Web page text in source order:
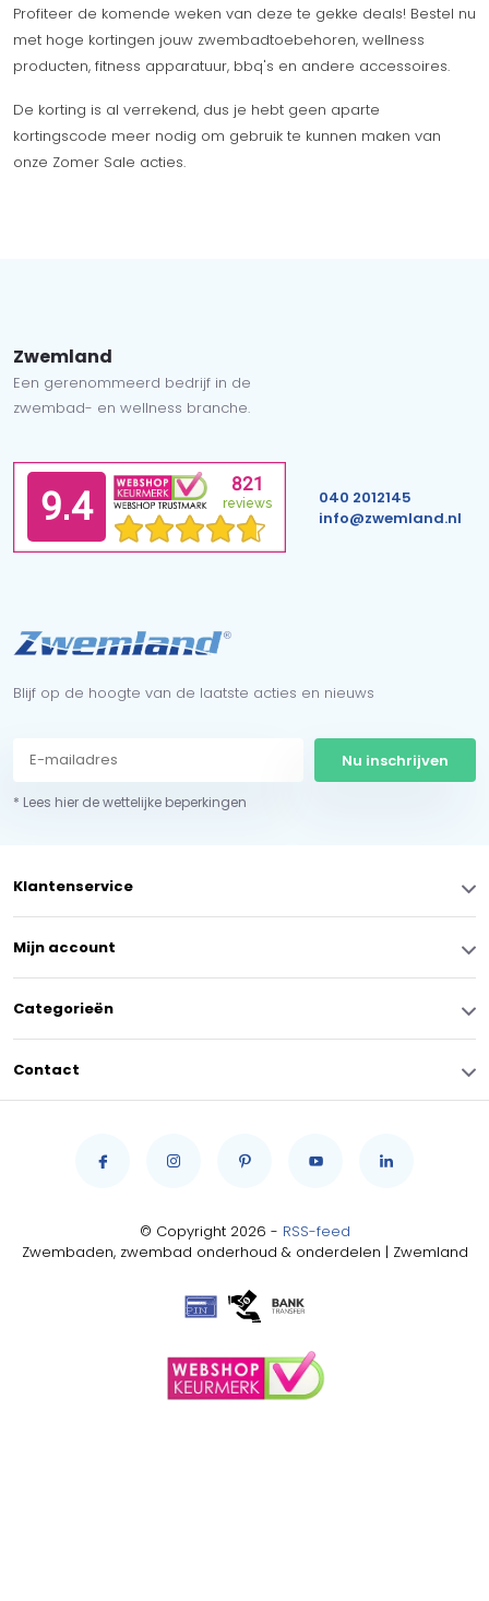
Profiteer de komende weken van deze te gekke deals! Bestel nu
met hoge kortingen jouw zwembadtoebehoren, wellness
producten, fitness apparatuur, bbq's en andere accessoires.
De korting is al verrekend, dus je hebt geen aparte
kortingscode meer nodig om gebruik te kunnen maken van
onze Zomer Sale acties.
Zwemland
Een gerenommeerd bedrijf in de
zwembad- en wellness branche.
040 2012145
info@zwemland.nl
Blijf op de hoogte van de laatste acties en nieuws
Nu inschrijven
* Lees hier de wettelijke beperkingen
Klantenservice
Mijn account
Categorieën
Contact
© Copyright 2026 - RSS-feed
Zwembaden, zwembad onderhoud & onderdelen | Zwemland